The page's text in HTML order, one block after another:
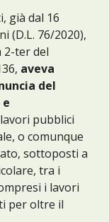
già dal 16
(D.L. 76/2020),
2-ter del
aveva
del
pubblici
o comunque
sottoposti a
tra i
i lavori
per oltre il